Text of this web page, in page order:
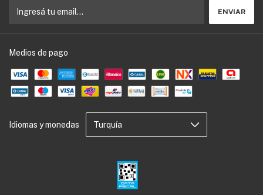
Medios de pago
Idiomas y monedas